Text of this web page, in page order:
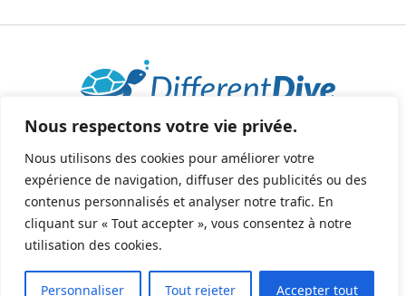
Nous respectons votre vie privée.
Nous utilisons des cookies pour améliorer votre
expérience de navigation, diffuser des publicités ou des
contenus personnalisés et analyser notre trafic. En
cliquant sur « Tout accepter », vous consentez à notre
utilisation des cookies.
Personnaliser Tout rejeter Accepter tout
2025 © Tous droits réservés - All rights reserved.
helene@differentdive.com
Conditions Générales de Vente| Politique de